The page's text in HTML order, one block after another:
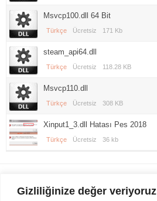
Gizliliğinize değer veriyoruz
Msvcp100.dll 64 Bit
Türkçe Ücretsiz 171 Kb
steam_api64.dll
Türkçe Ücretsiz 118.28 KB
Msvcp110.dll
Türkçe Ücretsiz 308 KB
Xinput1_3.dll Hatası Pes 2018
Türkçe Ücretsiz 36 kb
Gezi Seyahat indirvip apk